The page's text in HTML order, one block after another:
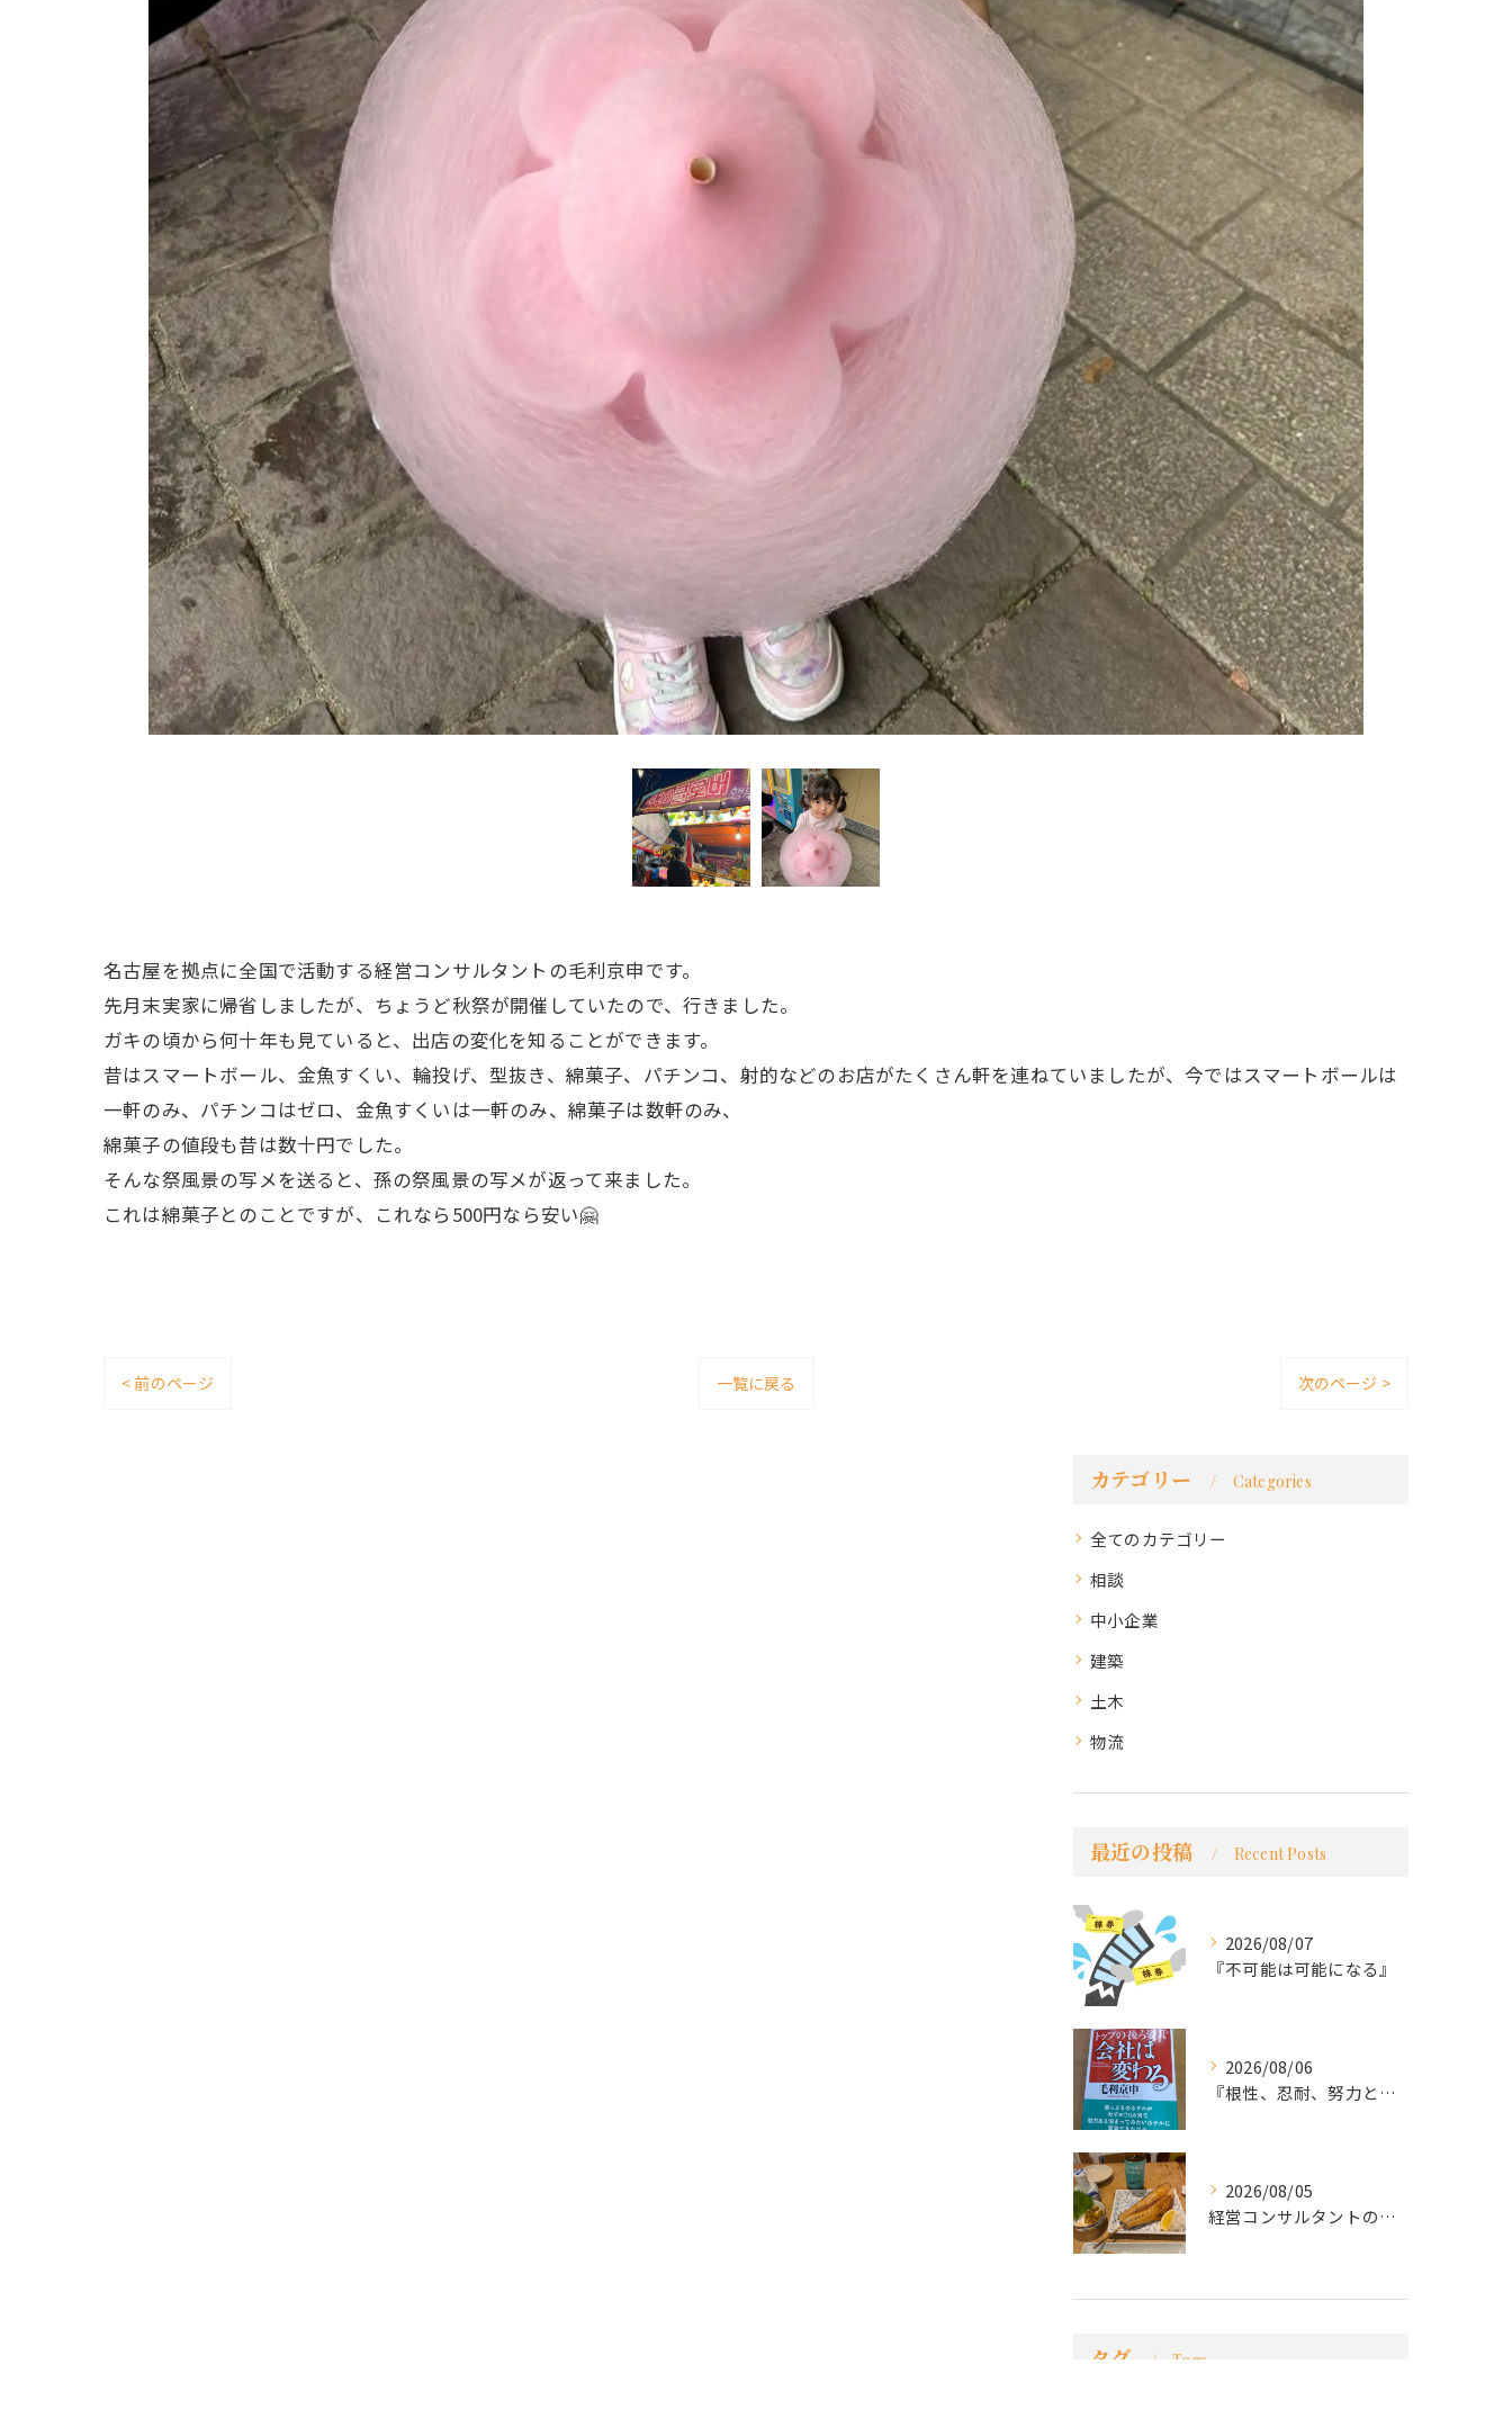
名古屋を拠点に全国で活動する経営コンサルタントの毛利京申です。
先月末実家に帰省しましたが、ちょうど秋祭が開催していたので、行きました。
ガキの頃から何十年も見ていると、出店の変化を知ることができます。
昔はスマートボール、金魚すくい、輪投げ、型抜き、綿菓子、パチンコ、射的などのお店がたくさん軒を連ねていましたが、今ではスマートボールは
一軒のみ、パチンコはゼロ、金魚すくいは一軒のみ、綿菓子は数軒のみ、
綿菓子の値段も昔は数十円でした。
そんな祭風景の写メを送ると、孫の祭風景の写メが返って来ました。
これは綿菓子とのことですが、これなら500円なら安い🤗
< 前のページ 一覧に戻る 次のページ >
カテゴリー Categories
全てのカテゴリー
相談
中小企業
建築
土木
物流
最近の投稿 Recent Posts
2026/08/07
『不可能は可能になる』
2026/08/06
『根性、忍耐、努力という言葉は死語なのか』
2026/08/05
経営コンサルタントのモーちゃん・毛利京申です。
タグ Tags